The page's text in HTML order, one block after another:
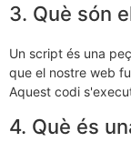
3. Què són
Un script és una
que el nostre web
Aquest codi
4. Què és